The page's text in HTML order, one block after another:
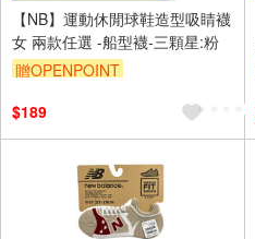
【NB】運動休閒球鞋造型吸睛襪
女 兩款任選 -船型襪-三顆星:粉
贈OPENPOINT
$189